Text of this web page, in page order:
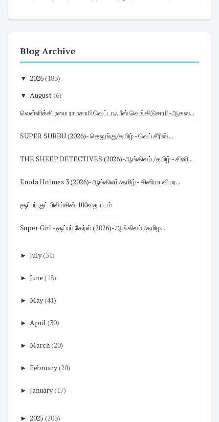
Blog Archive
▼ 2026(183)
▼ August(6)
வெள்ளிக்கிழமை ராமசாமி வெட்டாஃபீஸ் வெங்கிடுசாமி-ஆகஸ...
SUPER SUBBU (2026)- தெலுங்கு/தமிழ் - வெப் சீரிஸ் ...
THE SHEEP DETECTIVES (2026)-ஆங்கிலம் /தமிழ் - சினி...
Enola Holmes 3 (2026)-ஆங்கிலம்/தமிழ் - சினிமா விமர...
சூப்பர் குட் பிலிம்சின் 100வது படம்
Super Girl - சூப்பர் கேர்ள் (2026)- ஆங்கிலம் /தமிழ...
► July(31)
► June (18)
► May(41)
► April (30)
► March(20)
► February(20)
► January(17)
► 2025 (203)